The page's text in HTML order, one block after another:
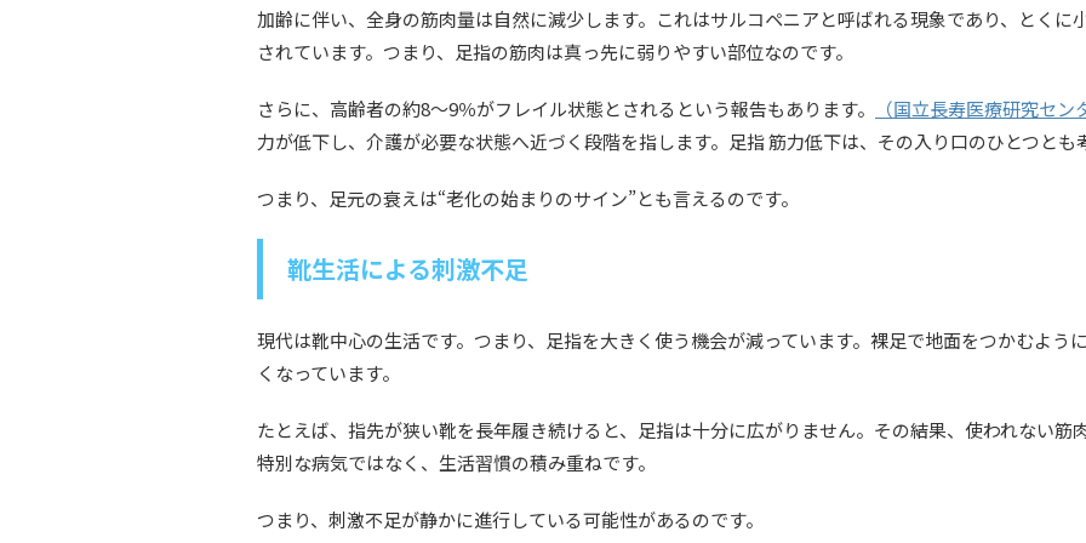
加齢に伴い、全身の筋肉量は自然に減少します。これはサルコペニアと呼ばれる現象であり、とくに
されています。つまり、足指の筋肉は真っ先に弱りやすい部位なのです。
さらに、高齢者の約8〜9％がフレイル状態とされるという報告もあります。
（国立長寿医療研究セン
力が低下し、介護が必要な状態へ近づく段階を指します。足指 筋力低下は、その入り口のひとつとも
つまり、足元の衰えは“老化の始まりのサイン”とも言えるのです。
靴生活による刺激不足
現代は靴中心の生活です。つまり、足指を大きく使う機会が減っています。裸足で地面をつかむよう
くなっています。
たとえば、指先が狭い靴を長年履き続けると、足指は十分に広がりません。その結果、使われない筋
特別な病気ではなく、生活習慣の積み重ねです。
つまり、刺激不足が静かに進行している可能性があるのです。